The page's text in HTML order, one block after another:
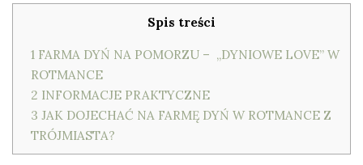
Spis treści
1 FARMA DYŃ NA POMORZU – „DYNIOWE LOVE” W
ROTMANCE
2 INFORMACJE PRAKTYCZNE
3 JAK DOJECHAĆ NA FARMĘ DYŃ W ROTMANCE Z
TRÓJMIASTA?